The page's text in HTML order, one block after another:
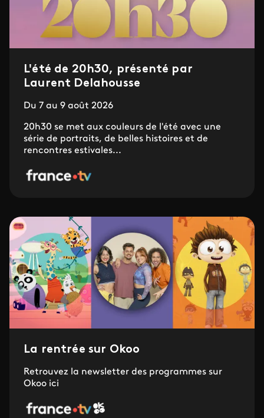
L'été de 20h30, présenté par
Laurent Delahousse
Du 7 au 9 août 2026
20h30 se met aux couleurs de l'été avec une
série de portraits, de belles histoires et de
rencontres estivales...
La rentrée sur Okoo
Retrouvez la newsletter des programmes sur
Okoo ici